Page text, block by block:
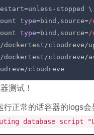
type=bind,source=/
type=bind,source=/
dockertest/cloudreve/
dockertest/cloudreve/
测试！
行正常的话容器的logs会
database script